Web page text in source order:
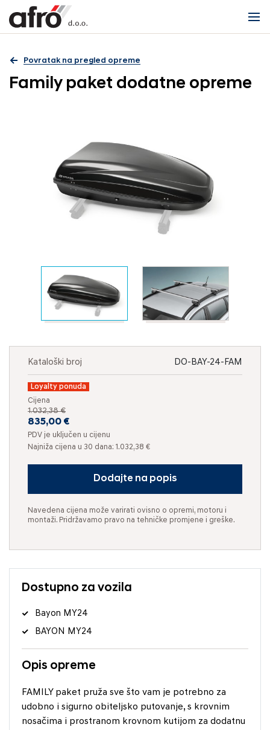
Povratak na pregled opreme
Family paket dodatne opreme
Kataloški broj DO-BAY-24-FAM
Loyalty ponuda
Cijena
1.032,38 €
835,00 €
PDV je uključen u cijenu
Najniža cijena u 30 dana: 1.032,38 €
Dodajte na popis
Navedena cijena može varirati ovisno o opremi, motoru i
montaži. Pridržavamo pravo na tehničke promjene i greške.
Dostupno za vozila
Bayon MY24
BAYON MY24
Opis opreme
FAMILY paket pruža sve što vam je potrebno za
udobno i sigurno obiteljsko putovanje, s krovnim
nosačima i prostranom krovnom kutijom za dodatnu